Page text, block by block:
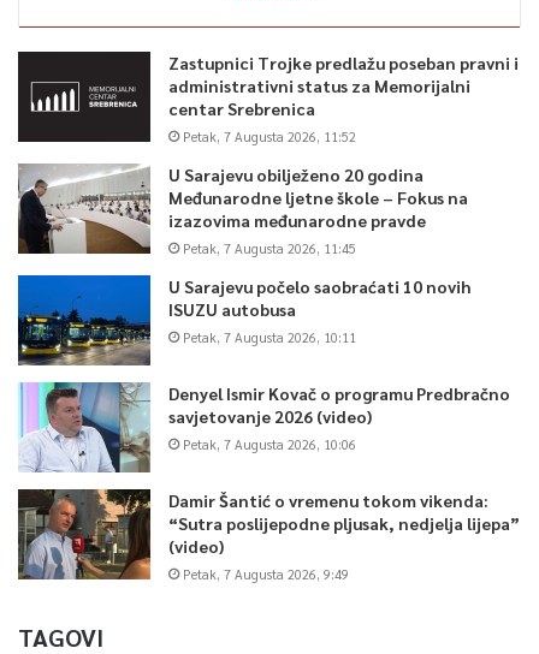
Zastupnici Trojke predlažu poseban pravni i
administrativni status za Memorijalni
centar Srebrenica
Petak, 7 Augusta 2026, 11:52
U Sarajevu obilježeno 20 godina
Međunarodne ljetne škole – Fokus na
izazovima međunarodne pravde
Petak, 7 Augusta 2026, 11:45
U Sarajevu počelo saobraćati 10 novih
ISUZU autobusa
Petak, 7 Augusta 2026, 10:11
Denyel Ismir Kovač o programu Predbračno
savjetovanje 2026 (video)
Petak, 7 Augusta 2026, 10:06
Damir Šantić o vremenu tokom vikenda:
“Sutra poslijepodne pljusak, nedjelja lijepa”
(video)
Petak, 7 Augusta 2026, 9:49
TAGOVI